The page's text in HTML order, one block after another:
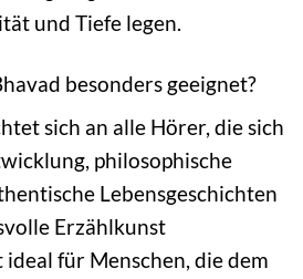
und Tiefe legen.
besonders geeignet?
sich an alle Hörer, die sich
philosophische
Lebensgeschichten
Erzählkunst
ideal für Menschen, die dem